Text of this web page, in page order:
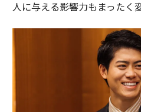
人に与える影響力もまったく